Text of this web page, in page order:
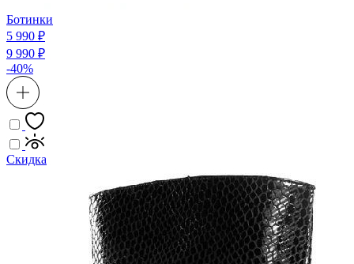
Ботинки
5 990 ₽
9 990 ₽
-40%
Скидка